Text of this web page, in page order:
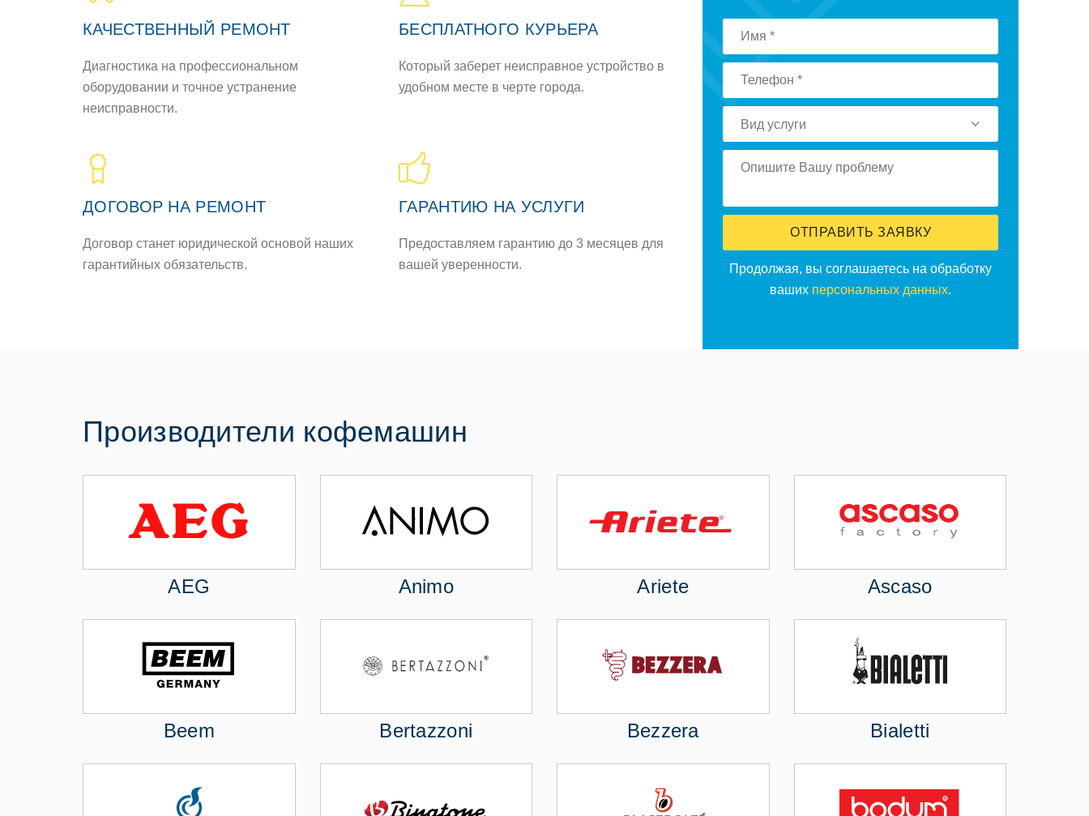
КАЧЕСТВЕННЫЙ РЕМОНТ
Диагностика на профессиональном
оборудовании и точное устранение
неисправности.
БЕСПЛАТНОГО КУРЬЕРА
Который заберет неисправное устройство в
удобном месте в черте города.
ДОГОВОР НА РЕМОНТ
Договор станет юридической основой наших
гарантийных обязательств.
ГАРАНТИЮ НА УСЛУГИ
Предоставляем гарантию до 3 месяцев для
вашей уверенности.
Вид услуги
ОТПРАВИТЬ ЗАЯВКУ
Продолжая, вы соглашаетесь на обработку
ваших персональных данных.
Производители кофемашин
AEG Animo Ariete Ascaso
Beem Bertazzoni Bezzera Bialetti